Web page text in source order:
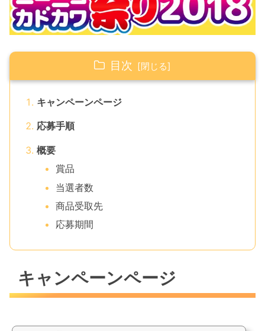
目次
キャンペーンページ
応募手順
概要
賞品
当選者数
商品受取先
応募期間
キャンペーンページ